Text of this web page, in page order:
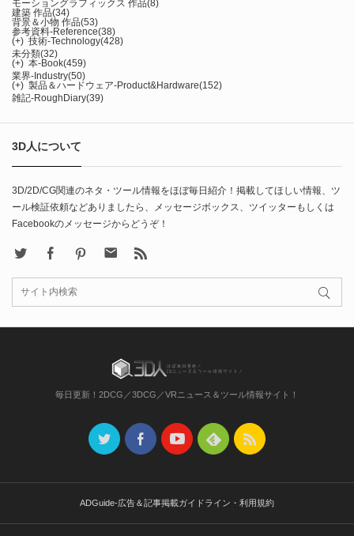
モーショングラフィックス 作品(8)
建築 作品(34)
背景＆小物 作品(53)
参考資料-Reference(38)
(+) 技術-Technology(428)
未分類(32)
(+) 本-Book(459)
業界-Industry(50)
(+) 製品＆ハードウェア-Product&Hardware(152)
雑記-RoughDiary(39)
3D人について
3D/2D/CG関連のネタ・ツール情報をほぼ毎日紹介！掲載してほしい情報、ツ
ール検証依頼などありましたら、メッセージボックス、ツイッターもしくは
Facebookのメッセージからどうぞ！
FacebookPinterest Contact
毎日更新！2DCG／3DCG／VRニュース＆ツール情報サイト！
ADGuide-広告＆記事掲載ガイドライン・利用規約